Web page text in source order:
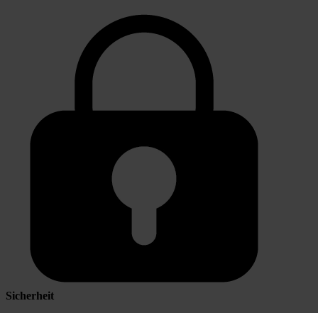
Sicherheit